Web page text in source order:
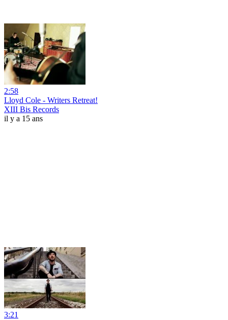
2:58
Lloyd Cole - Writers Retreat!
XIII Bis Records
il y a 15 ans
3:21